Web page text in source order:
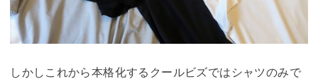
しかしこれから本格化するクールビズではシャツのみで